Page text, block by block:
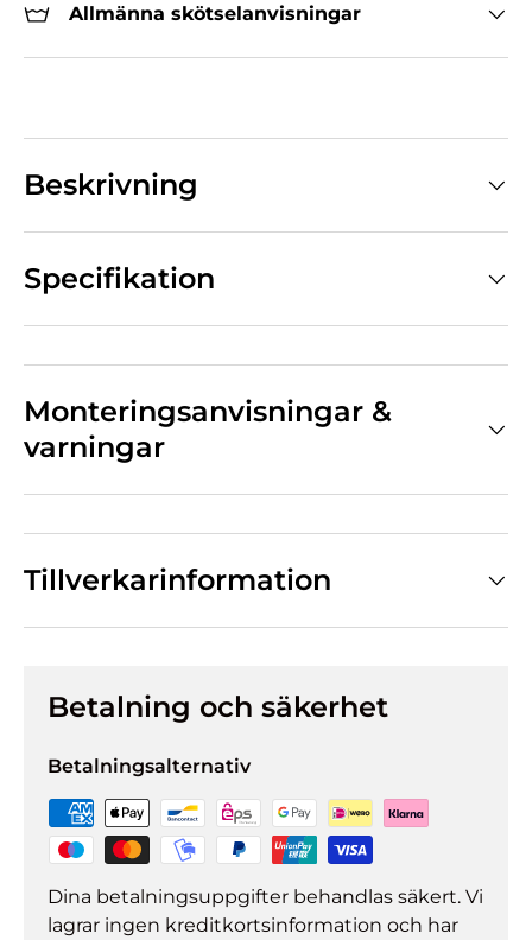
Allmänna skötselanvisningar
Beskrivning
Specifikation
Monteringsanvisningar &
varningar
Tillverkarinformation
Betalning och säkerhet
Betalningsalternativ
Dina betalningsuppgifter behandlas säkert. Vi
lagrar ingen kreditkortsinformation och har